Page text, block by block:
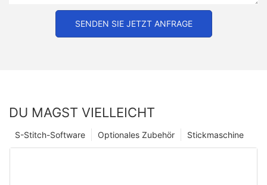
SENDEN SIE JETZT ANFRAGE
DU MAGST VIELLEICHT
Stickmaschine
Optionales Zubehör
S-Stitch-Software